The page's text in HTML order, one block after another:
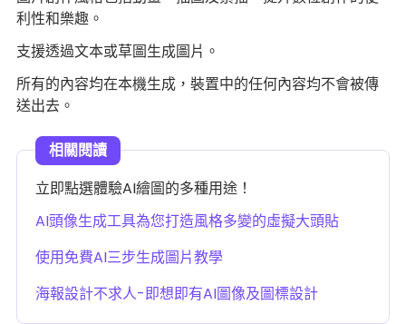
利性和樂趣。
支援透過文本或草圖生成圖片。
所有的內容均在本機生成，裝置中的任何內容均不會被傳
送出去。
立即點選體驗AI繪圖的多種用途！
AI頭像生成工具為您打造風格多變的虛擬大頭貼
使用免費AI三步生成圖片教學
海報設計不求人-即想即有AI圖像及圖標設計